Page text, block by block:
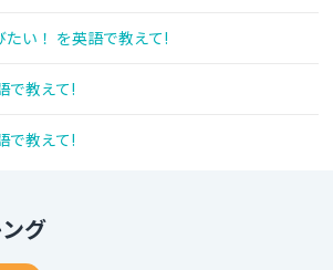
い！ を英語で教えて!
で教えて!
で教えて!
グ